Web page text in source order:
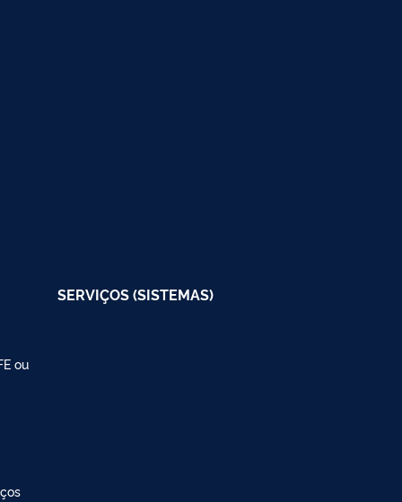
ou
SERVIÇOS (SISTEMAS)